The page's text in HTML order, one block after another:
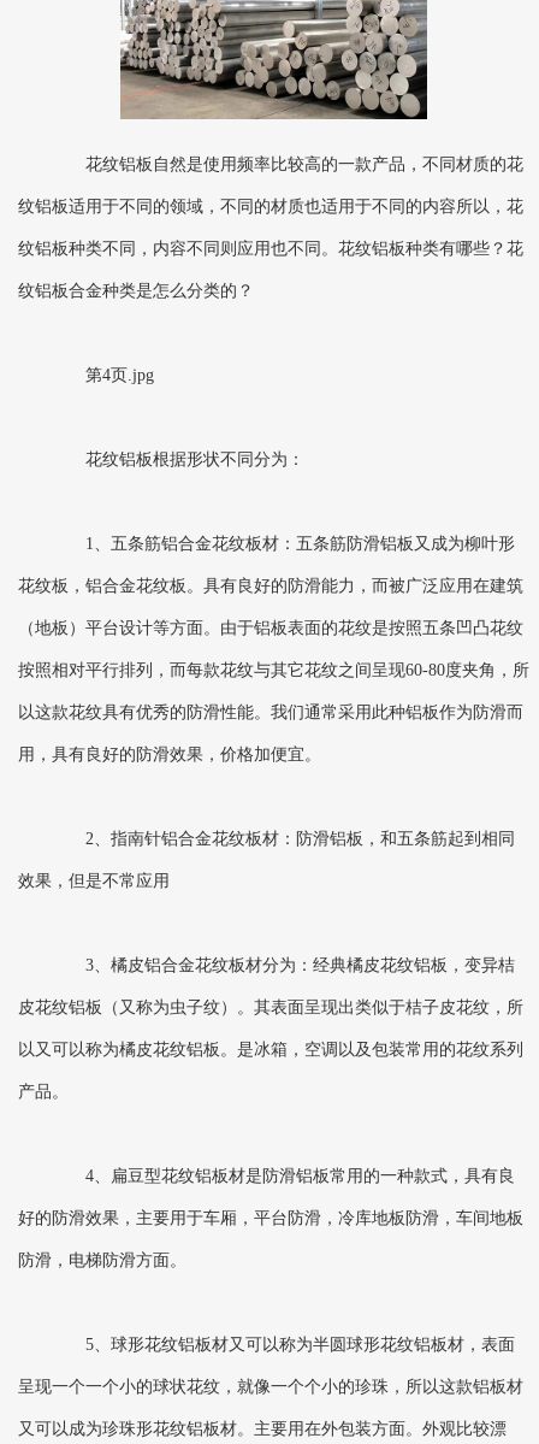
花纹铝板自然是使用频率比较高的一款产品，不同材质的花
纹铝板适用于不同的领域，不同的材质也适用于不同的内容所以，花
纹铝板种类不同，内容不同则应用也不同。花纹铝板种类有哪些？花
纹铝板合金种类是怎么分类的？
第4页.jpg
花纹铝板根据形状不同分为：
1、五条筋铝合金花纹板材：五条筋防滑铝板又成为柳叶形
花纹板，铝合金花纹板。具有良好的防滑能力，而被广泛应用在建筑
（地板）平台设计等方面。由于铝板表面的花纹是按照五条凹凸花纹
按照相对平行排列，而每款花纹与其它花纹之间呈现60-80度夹角，所
以这款花纹具有优秀的防滑性能。我们通常采用此种铝板作为防滑而
用，具有良好的防滑效果，价格加便宜。
2、指南针铝合金花纹板材：防滑铝板，和五条筋起到相同
效果，但是不常应用
3、橘皮铝合金花纹板材分为：经典橘皮花纹铝板，变异桔
皮花纹铝板（又称为虫子纹）。其表面呈现出类似于桔子皮花纹，所
以又可以称为橘皮花纹铝板。是冰箱，空调以及包装常用的花纹系列
产品。
4、扁豆型花纹铝板材是防滑铝板常用的一种款式，具有良
好的防滑效果，主要用于车厢，平台防滑，冷库地板防滑，车间地板
防滑，电梯防滑方面。
5、球形花纹铝板材又可以称为半圆球形花纹铝板材，表面
呈现一个一个小的球状花纹，就像一个个小的珍珠，所以这款铝板材
又可以成为珍珠形花纹铝板材。主要用在外包装方面。外观比较漂